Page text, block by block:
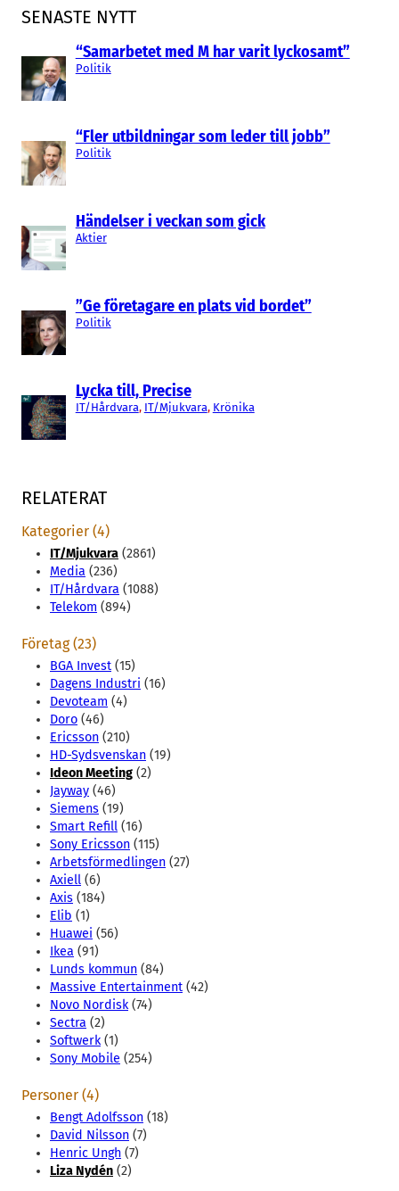
SENASTE NYTT
“Samarbetet med M har varit lyckosamt”
Politik
“Fler utbildningar som leder till jobb”
Politik
Händelser i veckan som gick
Aktier
”Ge företagare en plats vid bordet”
Politik
Lycka till, Precise
IT/Hårdvara, IT/Mjukvara, Krönika
RELATERAT
Kategorier (4)
IT/Mjukvara (2861)
Media (236)
IT/Hårdvara (1088)
Telekom (894)
Företag (23)
BGA Invest (15)
Dagens Industri (16)
Devoteam (4)
Doro (46)
Ericsson (210)
HD-Sydsvenskan (19)
Ideon Meeting (2)
Jayway (46)
Siemens (19)
Smart Refill (16)
Sony Ericsson (115)
Arbetsförmedlingen (27)
Axiell (6)
Axis (184)
Elib (1)
Huawei (56)
Ikea (91)
Lunds kommun (84)
Massive Entertainment (42)
Novo Nordisk(74)
Sectra (2)
Softwerk(1)
Sony Mobile (254)
Personer (4)
Bengt Adolfsson (18)
David Nilsson (7)
Henric Ungh (7)
Liza Nydén (2)